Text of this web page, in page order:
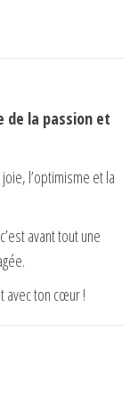
de la passion et
l’optimisme et la
avant tout une
avec ton cœur !